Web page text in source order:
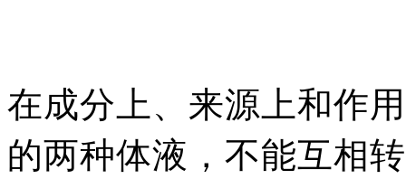
在成分上、来源上和作
的两种体液，不能互相